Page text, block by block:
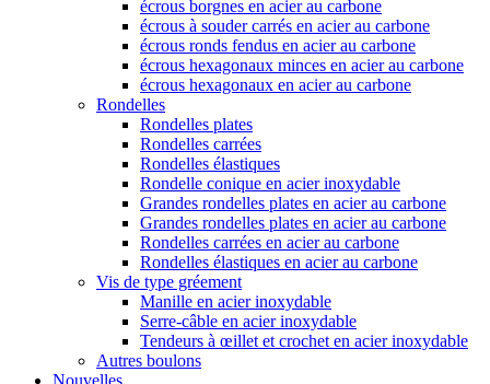
écrous borgnes en acier au carbone
écrous à souder carrés en acier au carbone
écrous ronds fendus en acier au carbone
écrous hexagonaux minces en acier au carbone
écrous hexagonaux en acier au carbone
Rondelles
Rondelles plates
Rondelles carrées
Rondelles élastiques
Rondelle conique en acier inoxydable
Grandes rondelles plates en acier au carbone
Grandes rondelles plates en acier au carbone
Rondelles carrées en acier au carbone
Rondelles élastiques en acier au carbone
Vis de type gréement
Manille en acier inoxydable
Serre-câble en acier inoxydable
Tendeurs à œillet et crochet en acier inoxydable
Autres boulons
Nouvelles